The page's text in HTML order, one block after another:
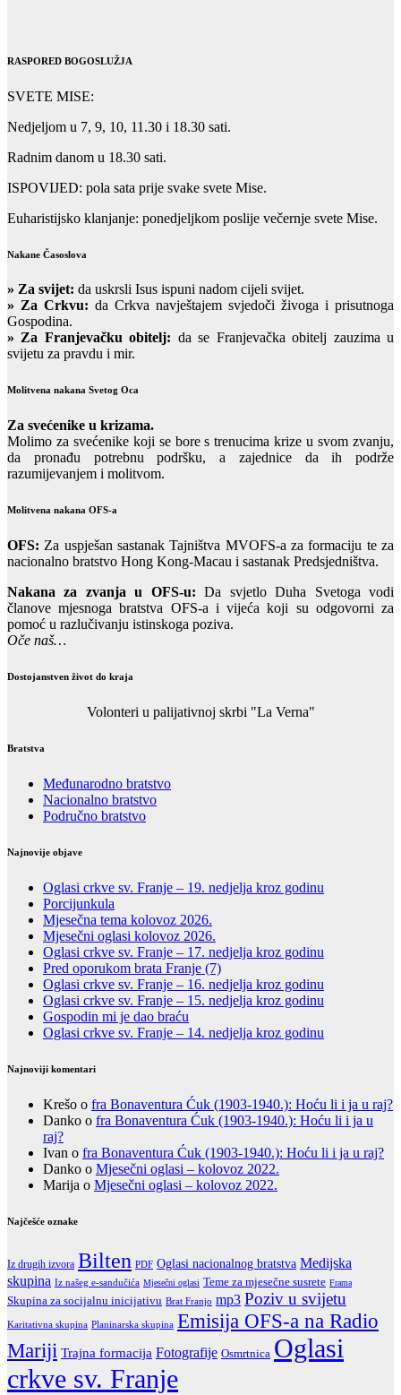
RASPORED BOGOSLUŽJA
SVETE MISE:
Nedjeljom u 7, 9, 10, 11.30 i 18.30 sati.
Radnim danom u 18.30 sati.
ISPOVIJED: pola sata prije svake svete Mise.
Euharistijsko klanjanje: ponedjeljkom poslije večernje svete Mise.
Nakane Časoslova
» Za svijet: da uskrsli Isus ispuni nadom cijeli svijet.
» Za Crkvu: da Crkva navještajem svjedoči živoga i prisutnoga
Gospodina.
» Za Franjevačku obitelj: da se Franjevačka obitelj zauzima u
svijetu za pravdu i mir.
Molitvena nakana Svetog Oca
Za svećenike u krizama.
Molimo za svećenike koji se bore s trenucima krize u svom zvanju,
da pronađu potrebnu podršku, a zajednice da ih podrže
razumijevanjem i molitvom.
Molitvena nakana OFS-a
OFS: Za uspješan sastanak Tajništva MVOFS-a za formaciju te za
nacionalno bratstvo Hong Kong-Macau i sastanak Predsjedništva.
Nakana za zvanja u OFS-u: Da svjetlo Duha Svetoga vodi
članove mjesnoga bratstva OFS-a i vijeća koji su odgovorni za
pomoć u razlučivanju istinskoga poziva.
Oče naš…
Dostojanstven život do kraja
Volonteri u palijativnoj skrbi "La Verna"
Bratstva
Međunarodno bratstvo
Nacionalno bratstvo
Područno bratstvo
Najnovije objave
Oglasi crkve sv. Franje – 19. nedjelja kroz godinu
Porcijunkula
Mjesečna tema kolovoz 2026.
Mjesečni oglasi kolovoz 2026.
Oglasi crkve sv. Franje – 17. nedjelja kroz godinu
Pred oporukom brata Franje (7)
Oglasi crkve sv. Franje – 16. nedjelja kroz godinu
Oglasi crkve sv. Franje – 15. nedjelja kroz godinu
Gospodin mi je dao braću
Oglasi crkve sv. Franje – 14. nedjelja kroz godinu
Najnoviji komentari
Krešo o fra Bonaventura Ćuk (1903-1940.): Hoću li i ja u raj?
Danko o fra Bonaventura Ćuk (1903-1940.): Hoću li i ja u
raj?
Ivan o fra Bonaventura Ćuk (1903-1940.): Hoću li i ja u raj?
Danko o Mjesečni oglasi – kolovoz 2022.
Marija o Mjesečni oglasi – kolovoz 2022.
Najčešće oznake
Iz drugih izvora Bilten PDF Oglasi nacionalnog bratstva Medijska
skupina Iz našeg e-sandučića Mjesečni oglasi Teme za mjesečne susrete Frama
Skupina za socijalnu inicijativu Brat Franjo mp3 Poziv u svijetu
Karitativna skupina Planinarska skupina Emisija OFS-a na Radio
Mariji Trajna formacija Fotografije Osmrtnica Oglasi
crkve sv. Franje